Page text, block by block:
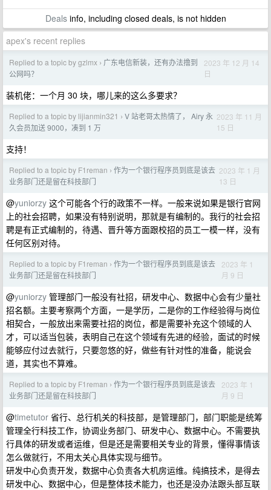
Dealsinfo, including closed deals, is not hidden
apex's recent replies
Replied to a topic by gzlmx › 广东电信新装，还有办法撸到
公网吗？
2023 年 12 月 14
日
装机佬：一个月 30 块，哪儿来的这么多要求？
Replied to a topic by lijianmin321 › V 站老哥太热情了， Airy 永
久会员加送 9000，凑到 1 万
2023 年 11 月
15 日
支持！
Replied to a topic by F1reman › 作为一个银行程序员到底是该去
业务部门还是留在科技部门
2023 年 1 月
13 日
@yuniorzy 这个可能各个行的政策不一样。一般来说如果是银行官网
上的社会招聘，如果没有特别说明，那就是有编制的。我行的社会招
聘是有正式编制的，待遇、晋升等方面跟校招的员工一模一样，没有
任何区别对待。
Replied to a topic by F1reman › 作为一个银行程序员到底是该去
业务部门还是留在科技部门
2023 年 1
月 9 日
@yuniorzy 管理部门一般没有社招，研发中心、数据中心会有少量社
招名额。主要考察两个方面，一是学历，二是你的工作经验得与岗位
相契合，一般放出来需要社招的岗位，都是需要补充这个领域的人
才，可以适当包装，表明自己在这个领域有先进的经验，面试的时候
能够应付过去就行，只要忽悠的好，做些有针对性的准备，能说会
道，其实也不算难。
Replied to a topic by F1reman › 作为一个银行程序员到底是该去
业务部门还是留在科技部门
2023 年 1
月 9 日
@timetutor 省行、总行机关的科技部，是管理部门，部门职能是统筹
管理全行科技工作，协调业务部门、研发中心、数据中心。不需要执
行具体的研发或者运维，但是还是需要相关专业的背景，懂得事情该
怎么做就行，不用太关心具体实现与细节。
研发中心负责开发，数据中心负责各大机房运维。纯搞技术，是得去
研发中心、数据中心，但是整体技术能力，也还是没办法跟头部互联